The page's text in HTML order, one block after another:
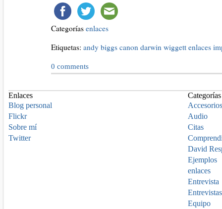
Categorías enlaces
Etiquetas: andy biggs canon darwin wiggett enlaces
0 comments
Enlaces
Blog personal
Flickr
Sobre mí
Twitter
Categorías
Accesorios
Audio
Citas
David
Ejemplos
enlaces
Entrevista
Entrevistas
Equipo